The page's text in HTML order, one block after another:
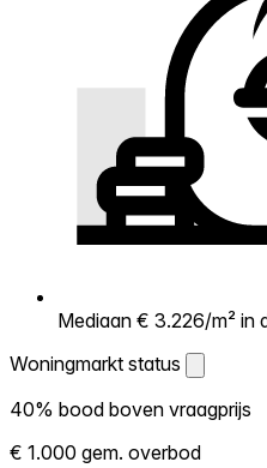
Mediaan € 3.226/m² in
Woningmarkt status
Woningmarkt status
Laat zien hoe competitief de
40% bood boven vraagprijs
€ 1.000 gem. overbod